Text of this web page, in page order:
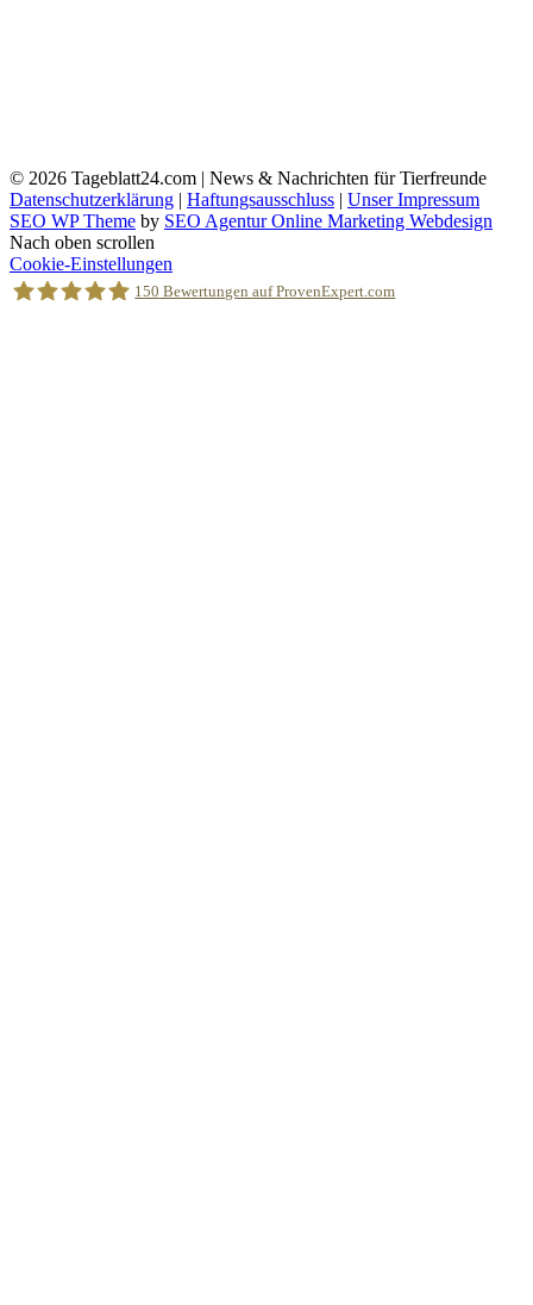
© 2026 Tageblatt24.com | News & Nachrichten für Tierfreunde
Datenschutzerklärung | Haftungsausschluss | Unser Impressum
SEO WP Theme by SEO Agentur Online Marketing Webdesign
Nach oben scrollen
Cookie-Einstellungen
150 Bewertungen auf ProvenExpert.com